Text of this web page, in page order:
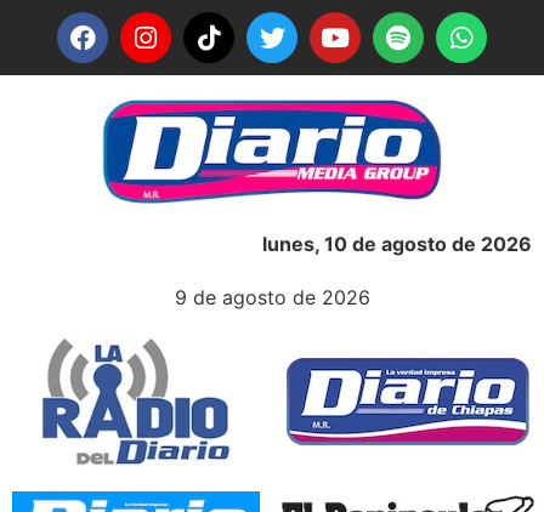
lunes, 10 de agosto de 2026
9 de agosto de 2026